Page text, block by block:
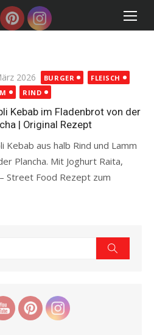
2026 BURGER
FLEISCH
RIND
Kebab im Fladenbrot von der
| Original Rezept
Kebab aus halb Rind und Lamm
Plancha. Mit Joghurt Raita,
Street Food Rezept zum